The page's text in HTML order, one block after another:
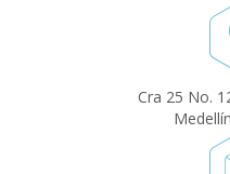
Cra 25 No.